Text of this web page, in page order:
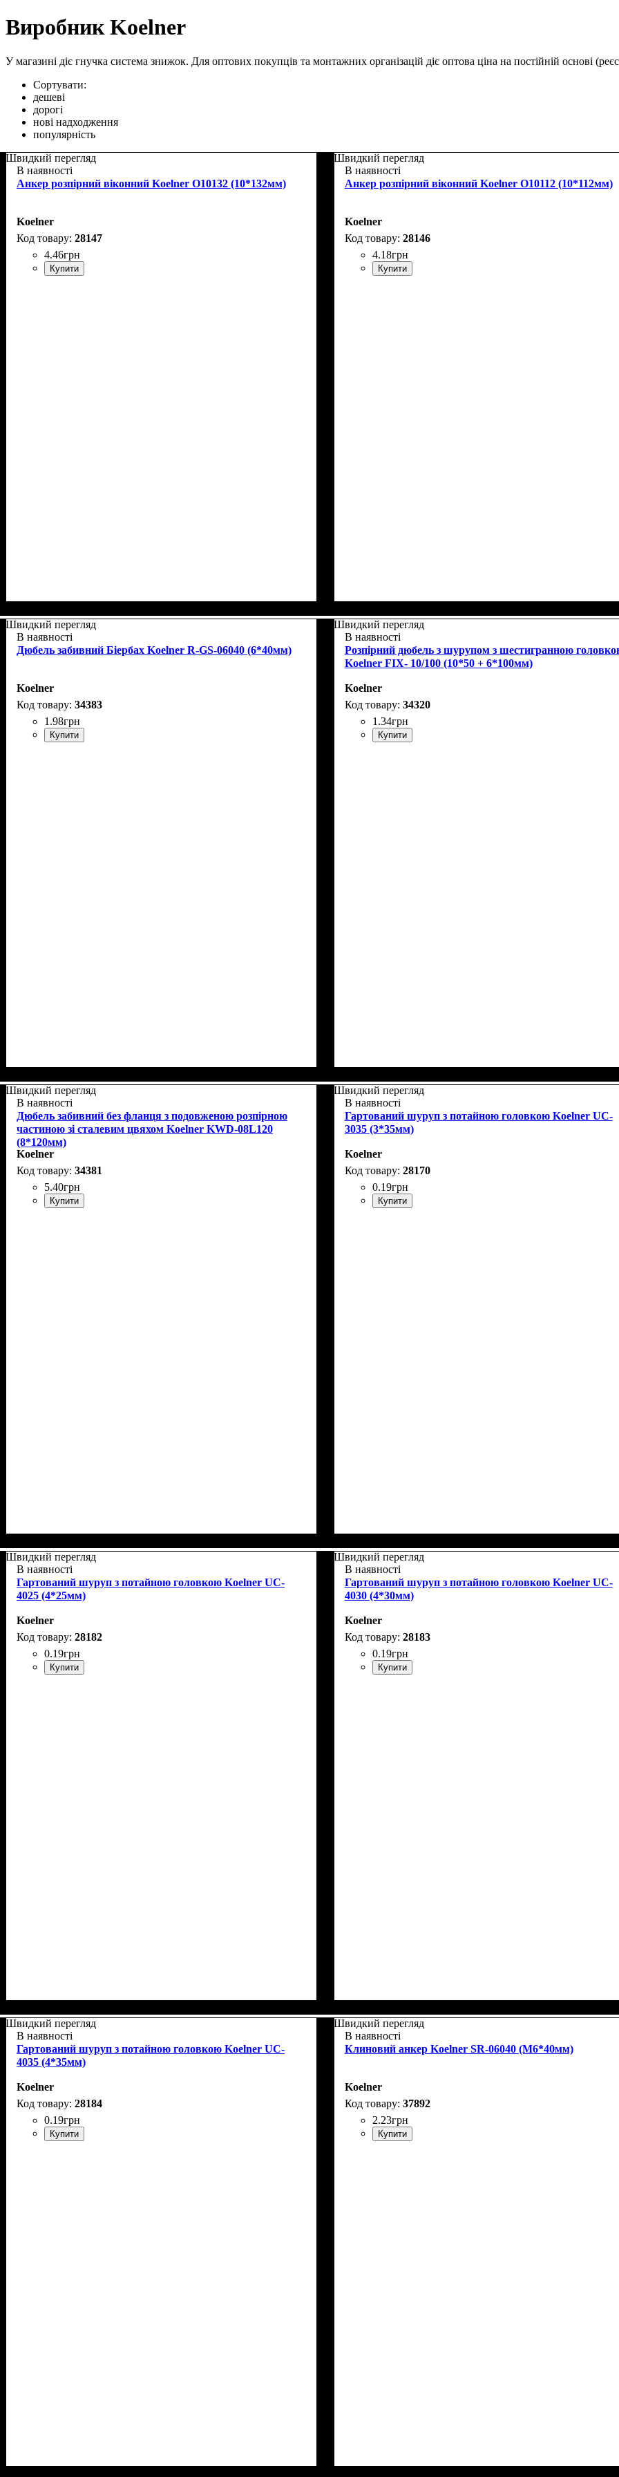
Виробник Koelner
У магазині діє гнучка система знижок. Для оптових покупців та монтажних організацій діє оптова ціна на постійній основі
Сортувати:
дешеві
дорогі
нові надходження
популярність
Швидкий перегляд
В наявності
Анкер розпірний віконний Koelner O10132 (10*132мм)
Koelner
28147
4.46грн
Купити
Швидкий перегляд
В наявності
Анкер розпірний віконний Koelner O10112 (10*112мм)
Koelner
28146
4.18грн
Купити
Швидкий перегляд
В наявності
Дюбель забивний Біербах Koelner R-GS-06040 (6*40мм)
Koelner
34383
1 .98грн
Купити
Швидкий перегляд
В наявності
Розпірний дюбель з шурупом з шестигранною
Koelner FIX- 10/100 (10*50 + 6*100мм)
Koelner
34320
1 .34грн
Купити
Швидкий перегляд
В наявності
Дюбель забивний без фланця з подовженою розпірною
частиною зі сталевим цвяхом Koelner KWD-08L120
(8*120мм)
Koelner
34381
5.40грн
Купити
Швидкий перегляд
В наявності
Гартований шуруп з потайною головкою Koelner UC-
3035 (3*35мм)
Koelner
28170
0.19грн
Купити
Швидкий перегляд
В наявності
Гартований шуруп з потайною головкою Koelner UC-
4025 (4*25мм)
Koelner
28182
0.19грн
Купити
Швидкий перегляд
В наявності
Гартований шуруп з потайною головкою Koelner UC-
4030 (4*30мм)
Koelner
28183
0.19грн
Купити
Швидкий перегляд
В наявності
Гартований шуруп з потайною головкою Koelner UC-
4035 (4*35мм)
Koelner
28184
0.19грн
Купити
Швидкий перегляд
В наявності
Клиновий анкер Koelner SR-06040 (М6*40мм)
Koelner
37892
2.23грн
Купити